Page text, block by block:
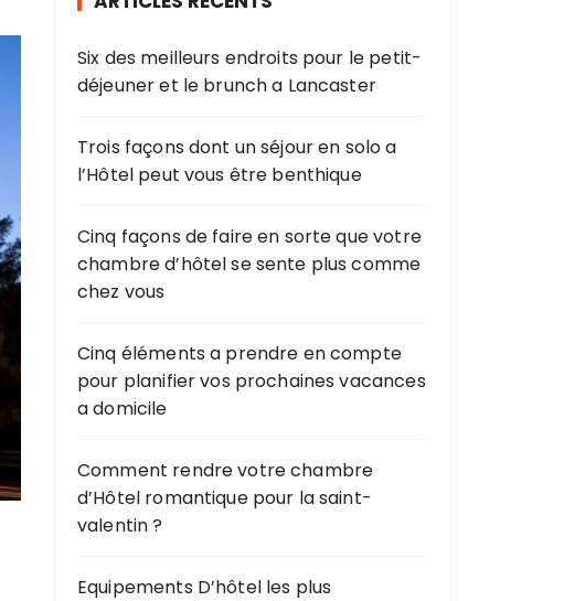
Six des meilleurs endroits pour le petit-
déjeuner et le brunch a Lancaster
Trois façons dont un séjour en solo a
l’Hôtel peut vous être benthique
Cinq façons de faire en sorte que votre
chambre d’hôtel se sente plus comme
chez vous
Cinq éléments a prendre en compte
pour planifier vos prochaines vacances
a domicile
Comment rendre votre chambre
d’Hôtel romantique pour la saint-
valentin ?
Equipements D’hôtel les plus